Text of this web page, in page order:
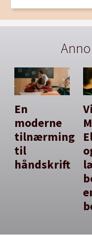
En
moderne
tilnærming
til
håndskrift